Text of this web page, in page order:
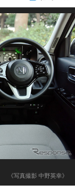
《写真撮影 中野英幸》